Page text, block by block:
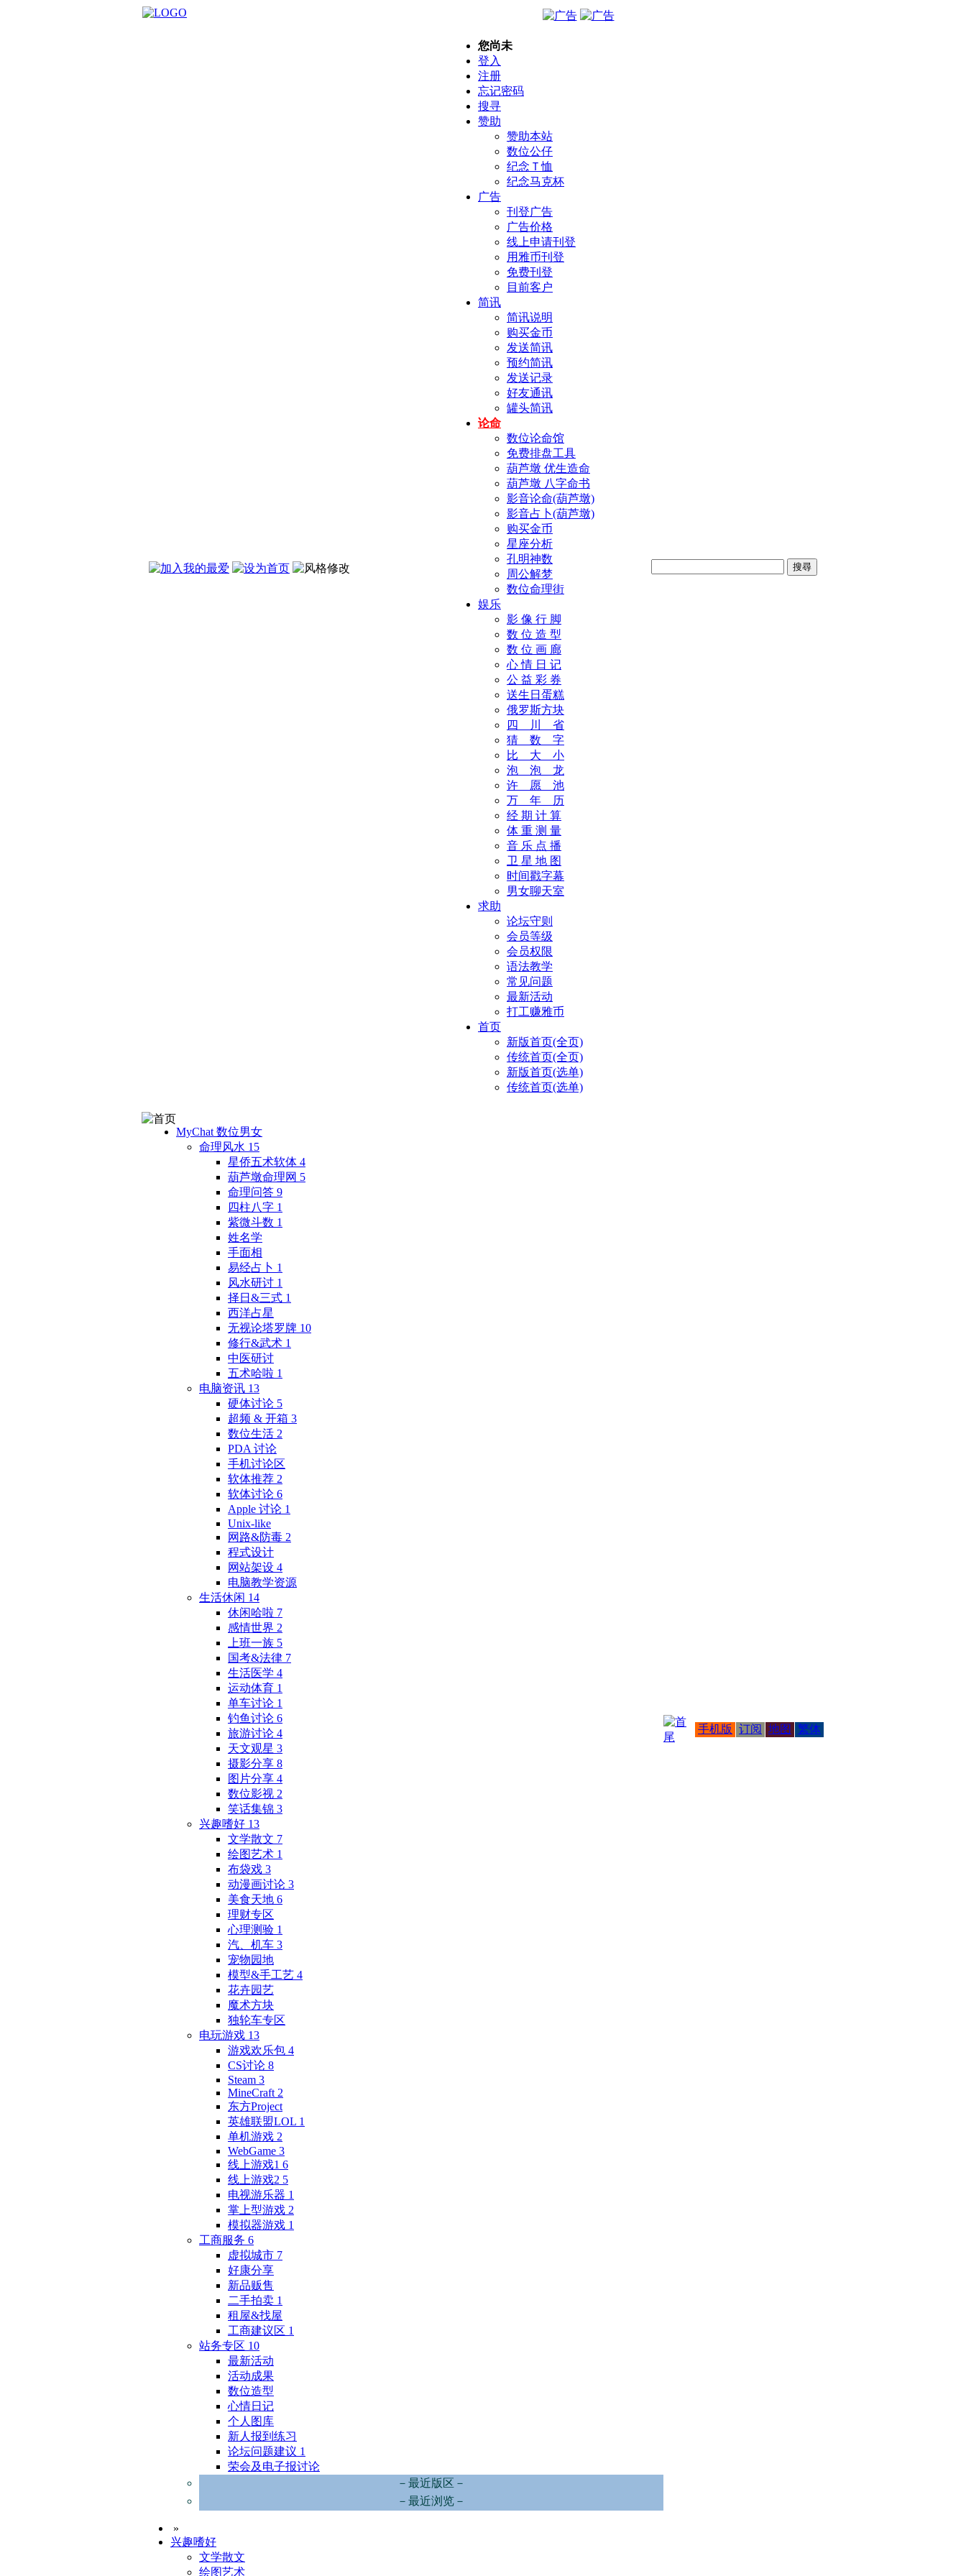
您尚未
登入
注册
忘记密码
搜寻
赞助
赞助本站
数位公仔
纪念Ｔ恤
纪念马克杯
广告
刊登广告
广告价格
线上申请刊登
用雅币刊登
免费刊登
目前客户
简讯
简讯说明
购买金币
发送简讯
预约简讯
发送记录
好友通讯
罐头简讯
论命
数位论命馆
免费排盘工具
葫芦墩 优生造命
葫芦墩 八字命书
影音论命(葫芦墩)
影音占卜(葫芦墩)
购买金币
星座分析
孔明神数
周公解梦
数位命理街
娱乐
影 像 行 脚
数 位 造 型
数 位 画 廊
心 情 日 记
公 益 彩 券
送生日蛋糕
俄罗斯方块
四 川 省
猜 数 字
比 大 小
泡 泡 龙
许 愿 池
万 年 历
经 期 计 算
体 重 测 量
音 乐 点 播
卫 星 地 图
时间戳字幕
男女聊天室
求助
论坛守则
会员等级
会员权限
语法教学
常见问题
最新活动
打工赚雅币
首页
新版首页(全页)
传统首页(全页)
新版首页(选单)
传统首页(选单)
MyChat 数位男女
命理风水 15
星侨五术软体 4
葫芦墩命理网 5
命理问答 9
四柱八字 1
紫微斗数 1
姓名学
手面相
易经占卜 1
风水研讨 1
择日&三式 1
西洋占星
无视论塔罗牌 10
修行&武术 1
中医研讨
五术哈啦 1
电脑资讯 13
硬体讨论 5
超频 & 开箱 3
数位生活 2
PDA 讨论
手机讨论区
软体推荐 2
软体讨论 6
Apple 讨论 1
Unix-like
网路&防毒 2
程式设计
网站架设 4
电脑教学资源
生活休闲 14
休闲哈啦 7
感情世界 2
上班一族 5
国考&法律 7
生活医学 4
运动体育 1
单车讨论 1
钓鱼讨论 6
旅游讨论 4
天文观星 3
摄影分享 8
图片分享 4
数位影视 2
笑话集锦 3
兴趣嗜好 13
文学散文 7
绘图艺术 1
布袋戏 3
动漫画讨论 3
美食天地 6
理财专区
心理测验 1
汽、机车 3
宠物园地
模型&手工艺 4
花卉园艺
魔术方块
独轮车专区
电玩游戏 13
游戏欢乐包 4
CS讨论 8
Steam 3
MineCraft 2
东方Project
英雄联盟LOL 1
单机游戏 2
WebGame 3
线上游戏1 6
线上游戏2 5
电视游乐器 1
掌上型游戏 2
模拟器游戏 1
工商服务 6
虚拟城市 7
好康分享
新品贩售
二手拍卖 1
租屋&找屋
工商建议区 1
站务专区 10
最新活动
活动成果
数位造型
心情日记
个人图库
新人报到练习
论坛问题建议 1
荣会及电子报讨论
－最近版区－
－最近浏览－
»
兴趣嗜好
文学散文
绘图艺术
手机版 订阅 地图 繁体